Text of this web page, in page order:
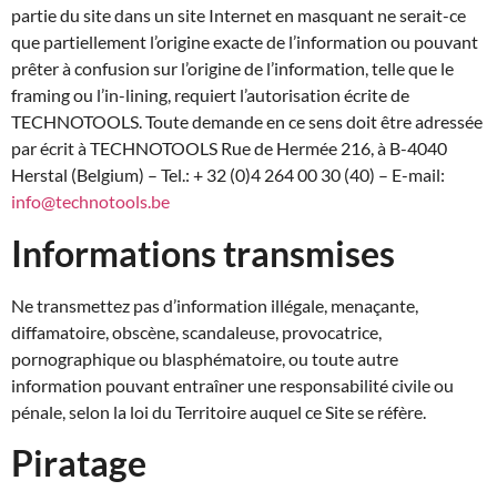
partie du site dans un site Internet en masquant ne serait-ce
que partiellement l’origine exacte de l’information ou pouvant
prêter à confusion sur l’origine de l’information, telle que le
framing ou l’in-lining, requiert l’autorisation écrite de
TECHNOTOOLS. Toute demande en ce sens doit être adressée
par écrit à TECHNOTOOLS Rue de Hermée 216, à B-4040
Herstal (Belgium) – Tel.: + 32 (0)4 264 00 30 (40) – E-mail:
info@technotools.be
Informations transmises
Ne transmettez pas d’information illégale, menaçante,
diffamatoire, obscène, scandaleuse, provocatrice,
pornographique ou blasphématoire, ou toute autre
information pouvant entraîner une responsabilité civile ou
pénale, selon la loi du Territoire auquel ce Site se réfère.
Piratage